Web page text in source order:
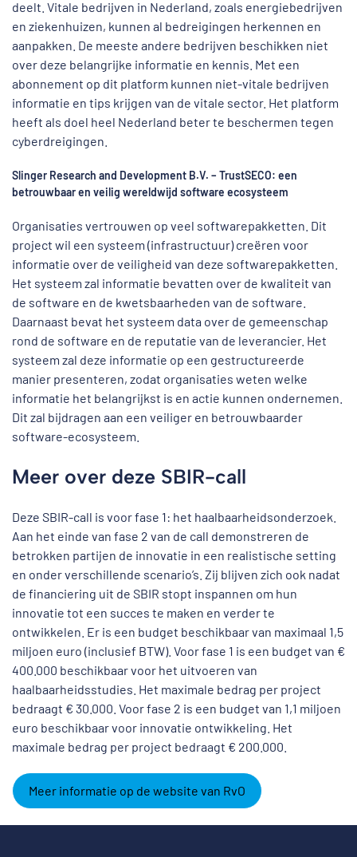
deelt. Vitale bedrijven in Nederland, zoals energiebedrijven
en ziekenhuizen, kunnen al bedreigingen herkennen en
aanpakken. De meeste andere bedrijven beschikken niet
over deze belangrijke informatie en kennis. Met een
abonnement op dit platform kunnen niet-vitale bedrijven
informatie en tips krijgen van de vitale sector. Het platform
heeft als doel heel Nederland beter te beschermen tegen
cyberdreigingen.
Slinger Research and Development B.V. – TrustSECO: een
betrouwbaar en veilig wereldwijd software ecosysteem
Organisaties vertrouwen op veel softwarepakketten. Dit
project wil een systeem (infrastructuur) creëren voor
informatie over de veiligheid van deze softwarepakketten.
Het systeem zal informatie bevatten over de kwaliteit van
de software en de kwetsbaarheden van de software.
Daarnaast bevat het systeem data over de gemeenschap
rond de software en de reputatie van de leverancier. Het
systeem zal deze informatie op een gestructureerde
manier presenteren, zodat organisaties weten welke
informatie het belangrijkst is en actie kunnen ondernemen.
Dit zal bijdragen aan een veiliger en betrouwbaarder
software-ecosysteem.
Meer over deze SBIR-call
Deze SBIR-call is voor fase 1: het haalbaarheidsonderzoek.
Aan het einde van fase 2 van de call demonstreren de
betrokken partijen de innovatie in een realistische setting
en onder verschillende scenario’s. Zij blijven zich ook nadat
de financiering uit de SBIR stopt inspannen om hun
innovatie tot een succes te maken en verder te
ontwikkelen. Er is een budget beschikbaar van maximaal 1,5
miljoen euro (inclusief BTW). Voor fase 1 is een budget van €
400.000 beschikbaar voor het uitvoeren van
haalbaarheidsstudies. Het maximale bedrag per project
bedraagt € 30.000. Voor fase 2 is een budget van 1,1 miljoen
euro beschikbaar voor innovatie ontwikkeling. Het
maximale bedrag per project bedraagt € 200.000.
Meer informatie op de website van RvO